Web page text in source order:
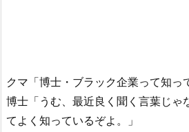
クマ「博士・ブラック企業って知っ
博士「うむ、最近良く聞く言葉じゃ
てよく知っているぞよ。」